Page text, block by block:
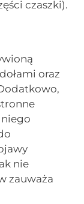
czaszki).
oraz
nie
zauważa